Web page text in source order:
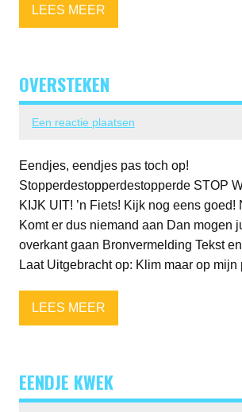
LEES MEER
OVERSTEKEN
Een reactie plaatsen
Eendjes, eendjes pas toch op!
Stopperdestopperdestopperde STOP
KIJK UIT! ’n Fiets! Kijk nog eens goed!
Komt er dus niemand aan Dan mogen
overkant gaan Bronvermelding Tekst
Laat Uitgebracht op: Klim maar op mijn
LEES MEER
EENDJE KWEK